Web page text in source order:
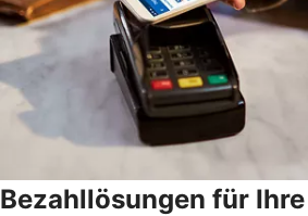
Bezahllösungen für